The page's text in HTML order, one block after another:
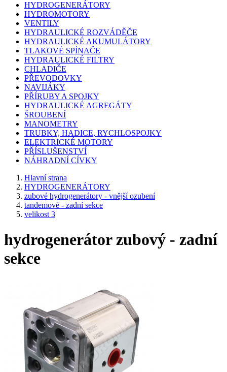
HYDROGENERÁTORY
HYDROMOTORY
VENTILY
HYDRAULICKÉ ROZVÁDĚČE
HYDRAULICKÉ AKUMULÁTORY
TLAKOVÉ SPÍNAČE
HYDRAULICKÉ FILTRY
CHLADIČE
PŘEVODOVKY
NAVIJÁKY
PŘÍRUBY A SPOJKY
HYDRAULICKÉ AGREGÁTY
ŠROUBENÍ
MANOMETRY
TRUBKY, HADICE, RYCHLOSPOJKY
ELEKTRICKÉ MOTORY
PŘÍSLUŠENSTVÍ
NÁHRADNÍ CÍVKY
Hlavní strana
HYDROGENERÁTORY
zubové hydrogenerátory - vnější ozubení
tandemové - zadní sekce
velikost 3
hydrogenerátor zubový - zadní
sekce